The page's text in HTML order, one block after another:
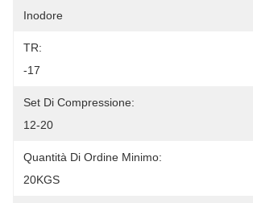
Inodore
TR:
-17
Set Di Compressione:
12-20
Quantità Di Ordine Minimo:
20KGS